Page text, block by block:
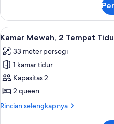
Non
Smoking,
Strip
View
Augustus
Premium
Room,
King
Bed,
Non
Smoking,
Strip
Lihat
semua
foto
untuk
Kamar
Mewah,
2
4
Kamar Mewah, 2 Tempat
33 meter persegi
1 kamar tidur
Kapasitas 2
2 queen
Rincian selengkapnya
Rincian